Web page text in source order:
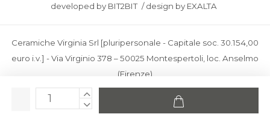
developed by BIT2BIT /design by EXALTA
Ceramiche Virginia Srl [pluripersonale - Capitale soc. 30.154,00
euro i.v.] - Via Virginio 378 – 50025 Montespertoli, loc. Anselmo
(Firenze)
C.F. e P.IVA: IT00436100481 - REA: FI-227733 - PEC:
ceramichevirginia@pec.it